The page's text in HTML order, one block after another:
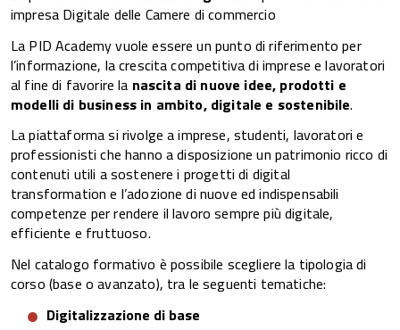
impresa Digitale delle Camere di commercio
La PID Academy vuole essere un punto di riferimento per
l’informazione, la crescita competitiva di imprese e lavoratori
al fine di favorire la nascita di nuove idee, prodotti e
modelli di business in ambito, digitale e sostenibile.
La piattaforma si rivolge a imprese, studenti, lavoratori e
professionisti che hanno a disposizione un patrimonio ricco di
contenuti utili a sostenere i progetti di digital
transformation e l’adozione di nuove ed indispensabili
competenze per rendere il lavoro sempre più digitale,
efficiente e fruttuoso.
Nel catalogo formativo è possibile scegliere la tipologia di
corso (base o avanzato), tra le seguenti tematiche:
Digitalizzazione di base